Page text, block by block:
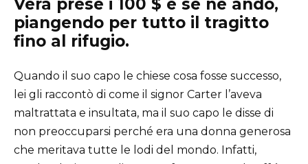
Vera prese i 100 $ e se ne andò,
piangendo per tutto il tragitto
fino al rifugio.
Quando il suo capo le chiese cosa fosse successo,
lei gli raccontò di come il signor Carter l’aveva
maltrattata e insultata, ma il suo capo le disse di
non preoccuparsi perché era una donna generosa
che meritava tutte le lodi del mondo. Infatti,